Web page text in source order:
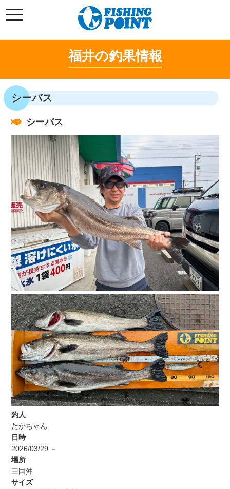
ン
ン
ス
キ
ッ
t
o
l
g
t
o
n
福井の釣果情報
シーバス
シーバス
釣人
たかちゃん
日時
2026/03/29 －
場所
三国沖
サイズ